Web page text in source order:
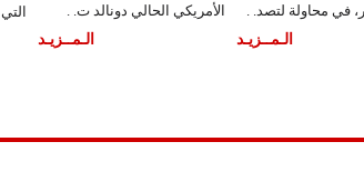
في محاولة لتصد. .
الـمــزيـد
الأمريكي الحالي دونالد ت. .
الـمــزيـد